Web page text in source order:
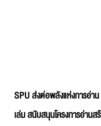
SPU ส่งต่อพลังแห่งการอ่า
เล่ม สนับสนุนโครงการอ่าน